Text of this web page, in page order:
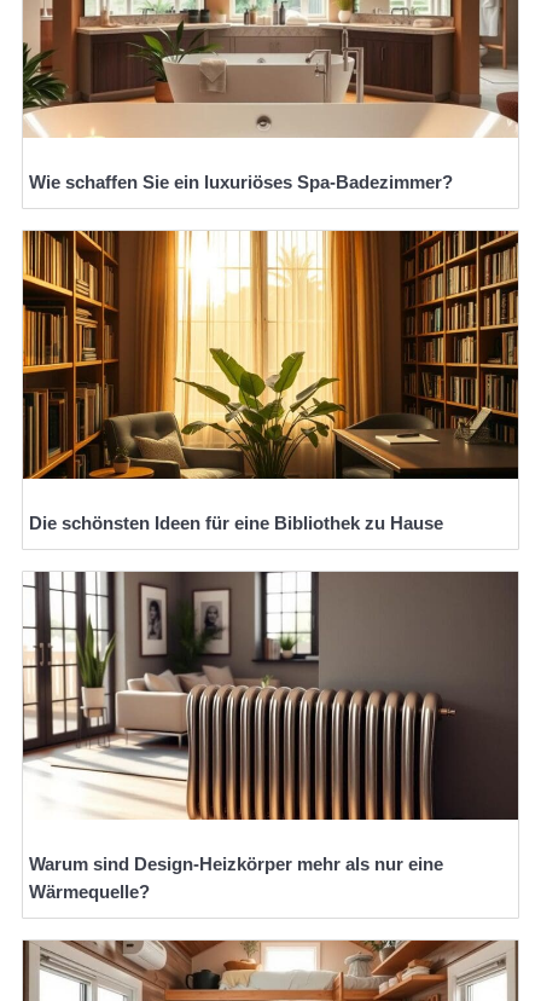
Wie schaffen Sie ein luxuriöses Spa-Badezimmer?
Die schönsten Ideen für eine Bibliothek zu Hause
Warum sind Design-Heizkörper mehr als nur eine
Wärmequelle?